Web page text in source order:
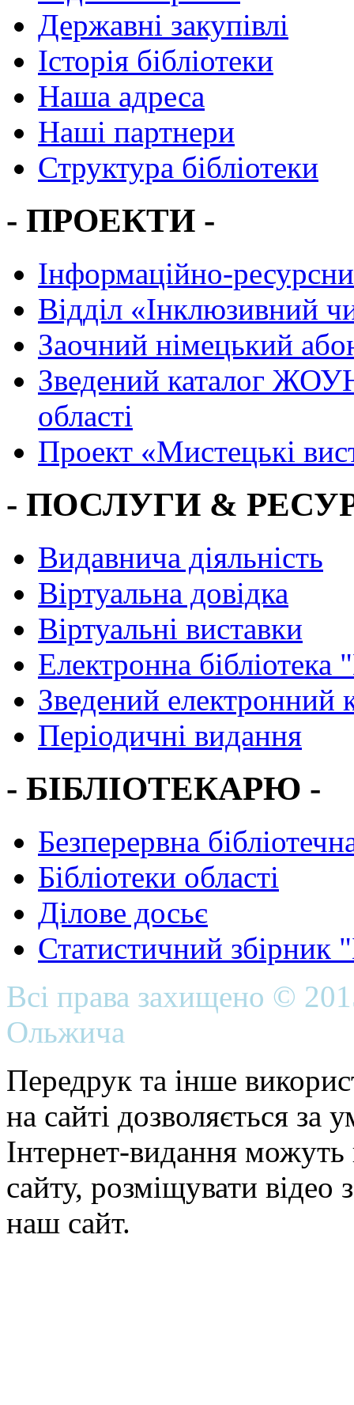
Державні закупівлі
Історія бібліотеки
Наша адреса
Наші партнери
Структура бібліотеки
- ПРОЕКТИ -
Інформаційно-
Вiддiл «Інклюзивний
Заочний німецький
Зведений каталог
області
Проект «Мистецькі
- ПОСЛУГИ &
Видавнича діяльність
Віртуальна довідка
Віртуальні виставки
Електронна
Зведений електронний
Періодичні видання
- БІБЛІОТЕКАРЮ -
Безперервна
Бібліотеки області
Ділове досьє
Статистичний
Всі права захищено ©
Ольжича
Передрук та інше
на сайті дозволяється
Інтернет-видання можуть
сайту, розміщувати відео
наш сайт.